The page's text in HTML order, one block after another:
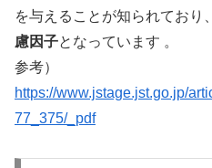
を与えることが知られており、
慮因子となっています 。
参考）
https://www.jstage.jst.go.jp/
77_375/_pdf